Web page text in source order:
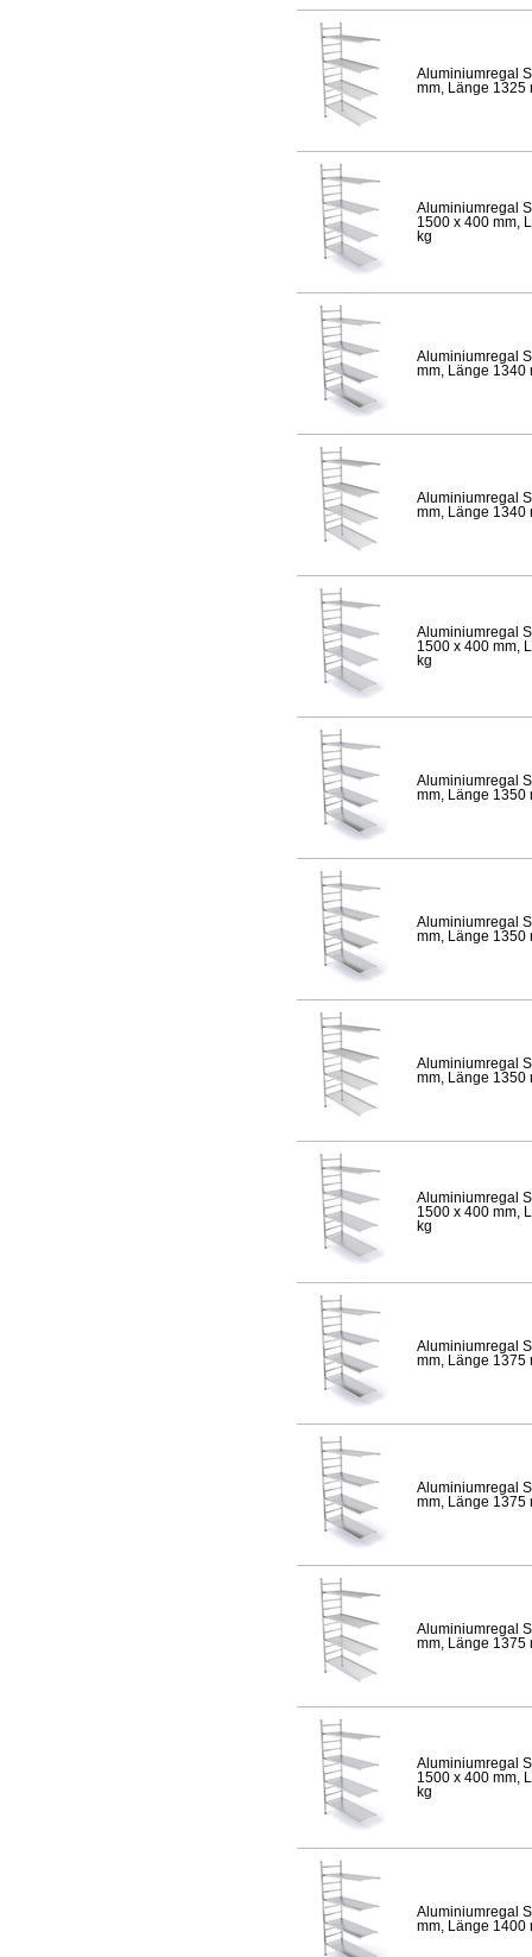
Aluminiumregal
mm, Länge 1325
Aluminiumregal
1500 x 400 mm,
kg
Aluminiumregal
mm, Länge 1340
Aluminiumregal
mm, Länge 1340
Aluminiumregal
1500 x 400 mm,
kg
Aluminiumregal
mm, Länge 1350
Aluminiumregal
mm, Länge 1350
Aluminiumregal
mm, Länge 1350
Aluminiumregal
1500 x 400 mm,
kg
Aluminiumregal
mm, Länge 1375
Aluminiumregal
mm, Länge 1375
Aluminiumregal
mm, Länge 1375
Aluminiumregal
1500 x 400 mm,
kg
Aluminiumregal
mm, Länge 1400